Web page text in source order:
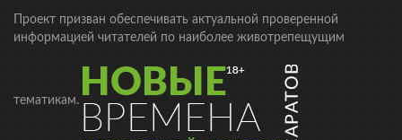
Проект призван обеспечивать актуальной проверенной
информацией читателей по наиболее животрепещущим
тематикам.